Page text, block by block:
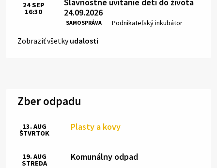
24.09.2026
SAMOSPRÁVA Miesto:
Podnikateľský inkubátor
Čas:
24SEP
16:30
Zobraziť všetkyudalosti
Zber odpadu
Plasty a kovy
13. AUG
ŠTVRTOK
Komunálny odpad
19. AUG
STREDA